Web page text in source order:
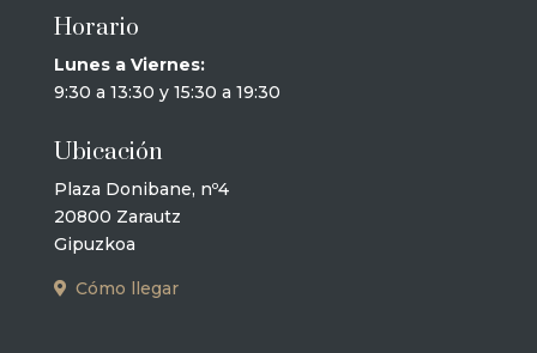
Horario
Lunes a Viernes:
9:30 a 13:30 y 15:30 a 19:30
Ubicación
Plaza Donibane, nº4
20800 Zarautz
Gipuzkoa
Cómo llegar